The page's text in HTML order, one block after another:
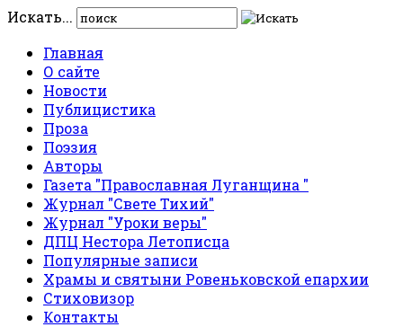
Искать...
Главная
О сайте
Новости
Публицистика
Проза
Поэзия
Авторы
Газета "Православная Луганщина "
Журнал "Свете Тихий"
Журнал "Уроки веры"
ДПЦ Нестора Летописца
Популярные записи
Храмы и святыни Ровеньковской епархии
Стиховизор
Контакты